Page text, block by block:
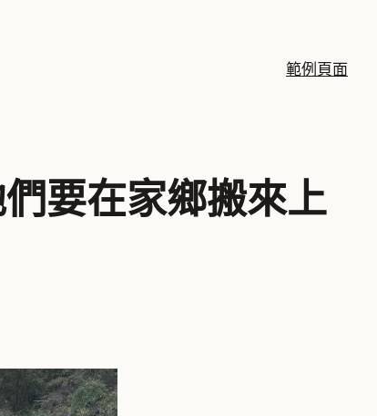
範例頁面
要在家鄉搬來上